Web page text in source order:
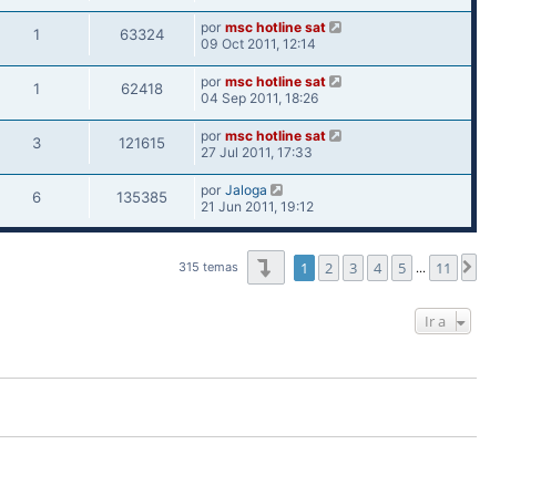
1 63324 por msc hotline sat
09 Oct 2011, 12:14
1 62418 por msc hotline sat
04 Sep 2011, 18:26
3 121615 por msc hotline sat
27 Jul 2011, 17:33
6 135385 por Jaloga
21 Jun 2011, 19:12
315 temas Página1 de
1 2 3 4 5 … 11
Ir a